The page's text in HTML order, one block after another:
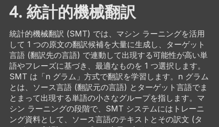
4. 統計的機械翻訳
統計的機械翻訳 (SMT) では、マシン ラーニングを活用
して 1 つの原文の翻訳候補を大量に生成し、ターゲット
言語 (翻訳先の言語) で連動して出現する可能性が高い単
語やフレーズに基づき、最適なものを 1 つ選択します。
SMT は「n グラム」方式で翻訳を学習します。n グラム
とは、ソース言語 (翻訳元の言語) とターゲット言語でま
とまって出現する単語の小さなグループを指します。マ
シン ラーニングの段階で、SMT システムにはトレーニ
ング資料として、ソース言語のテキストとその訳文 (タ